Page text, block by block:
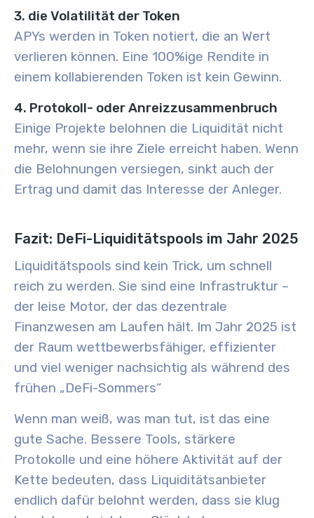
3. die Volatilität der Token
APYs werden in Token notiert, die an Wert
verlieren können. Eine 100%ige Rendite in
einem kollabierenden Token ist kein Gewinn.
4. Protokoll- oder Anreizzusammenbruch
Einige Projekte belohnen die Liquidität nicht
mehr, wenn sie ihre Ziele erreicht haben. Wenn
die Belohnungen versiegen, sinkt auch der
Ertrag und damit das Interesse der Anleger.
Fazit: DeFi-Liquiditätspools im Jahr 2025
Liquiditätspools sind kein Trick, um schnell
reich zu werden. Sie sind eine Infrastruktur –
der leise Motor, der das dezentrale
Finanzwesen am Laufen hält. Im Jahr 2025 ist
der Raum wettbewerbsfähiger, effizienter
und viel weniger nachsichtig als während des
frühen „DeFi-Sommers“
Wenn man weiß, was man tut, ist das eine
gute Sache. Bessere Tools, stärkere
Protokolle und eine höhere Aktivität auf der
Kette bedeuten, dass Liquiditätsanbieter
endlich dafür belohnt werden, dass sie klug